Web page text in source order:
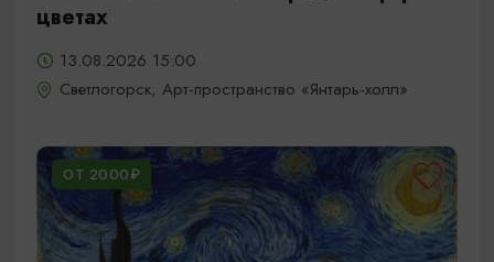
цветах
13.08.2026 15:00
Светлогорск, Арт-пространство «Янтарь-холл»
ОТ 2000₽